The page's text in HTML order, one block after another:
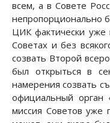
всем, а в Совете
непропорционально
ЦИК фактически уже
Советах и без
созвать Второй
был открыться в
намерения созвать
официальный орган
миссия Советов уже